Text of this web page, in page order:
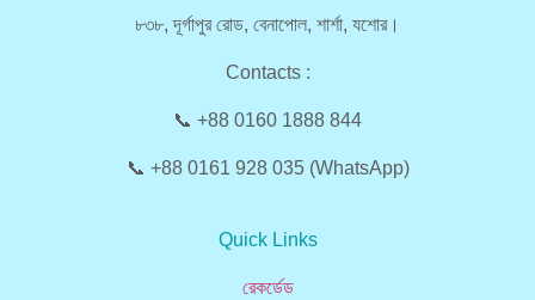
৮৩৮, দূর্গাপুর রোড, বেনাপোল, শার্শা, যশোর।
Contacts :
📞 +88 0160 1888 844
📞 +88 0161 928 035 (WhatsApp)
Quick Links
রেকর্ডেড